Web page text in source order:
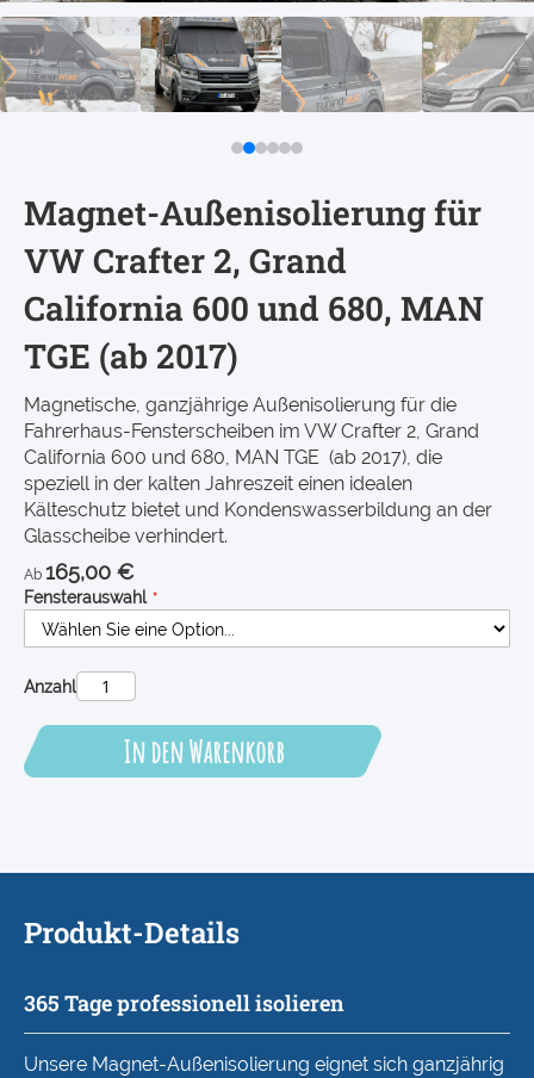
Magnet-Außenisolierung für
VW Crafter 2, Grand
California 600 und 680, MAN
TGE (ab 2017)
Ab 165,00 €
Fensterauswahl
Anzahl
In den Warenkorb
Magnetische, ganzjährige Außenisolierung für die
Fahrerhaus-Fensterscheiben im VW Crafter 2, Grand
California 600 und 680, MAN TGE (ab 2017), die
speziell in der kalten Jahreszeit einen idealen
Kälteschutz bietet und Kondenswasserbildung an der
Glasscheibe verhindert.
Produkt-Details
365 Tage professionell isolieren
Unsere Magnet-Außenisolierung eignet sich ganzjährig